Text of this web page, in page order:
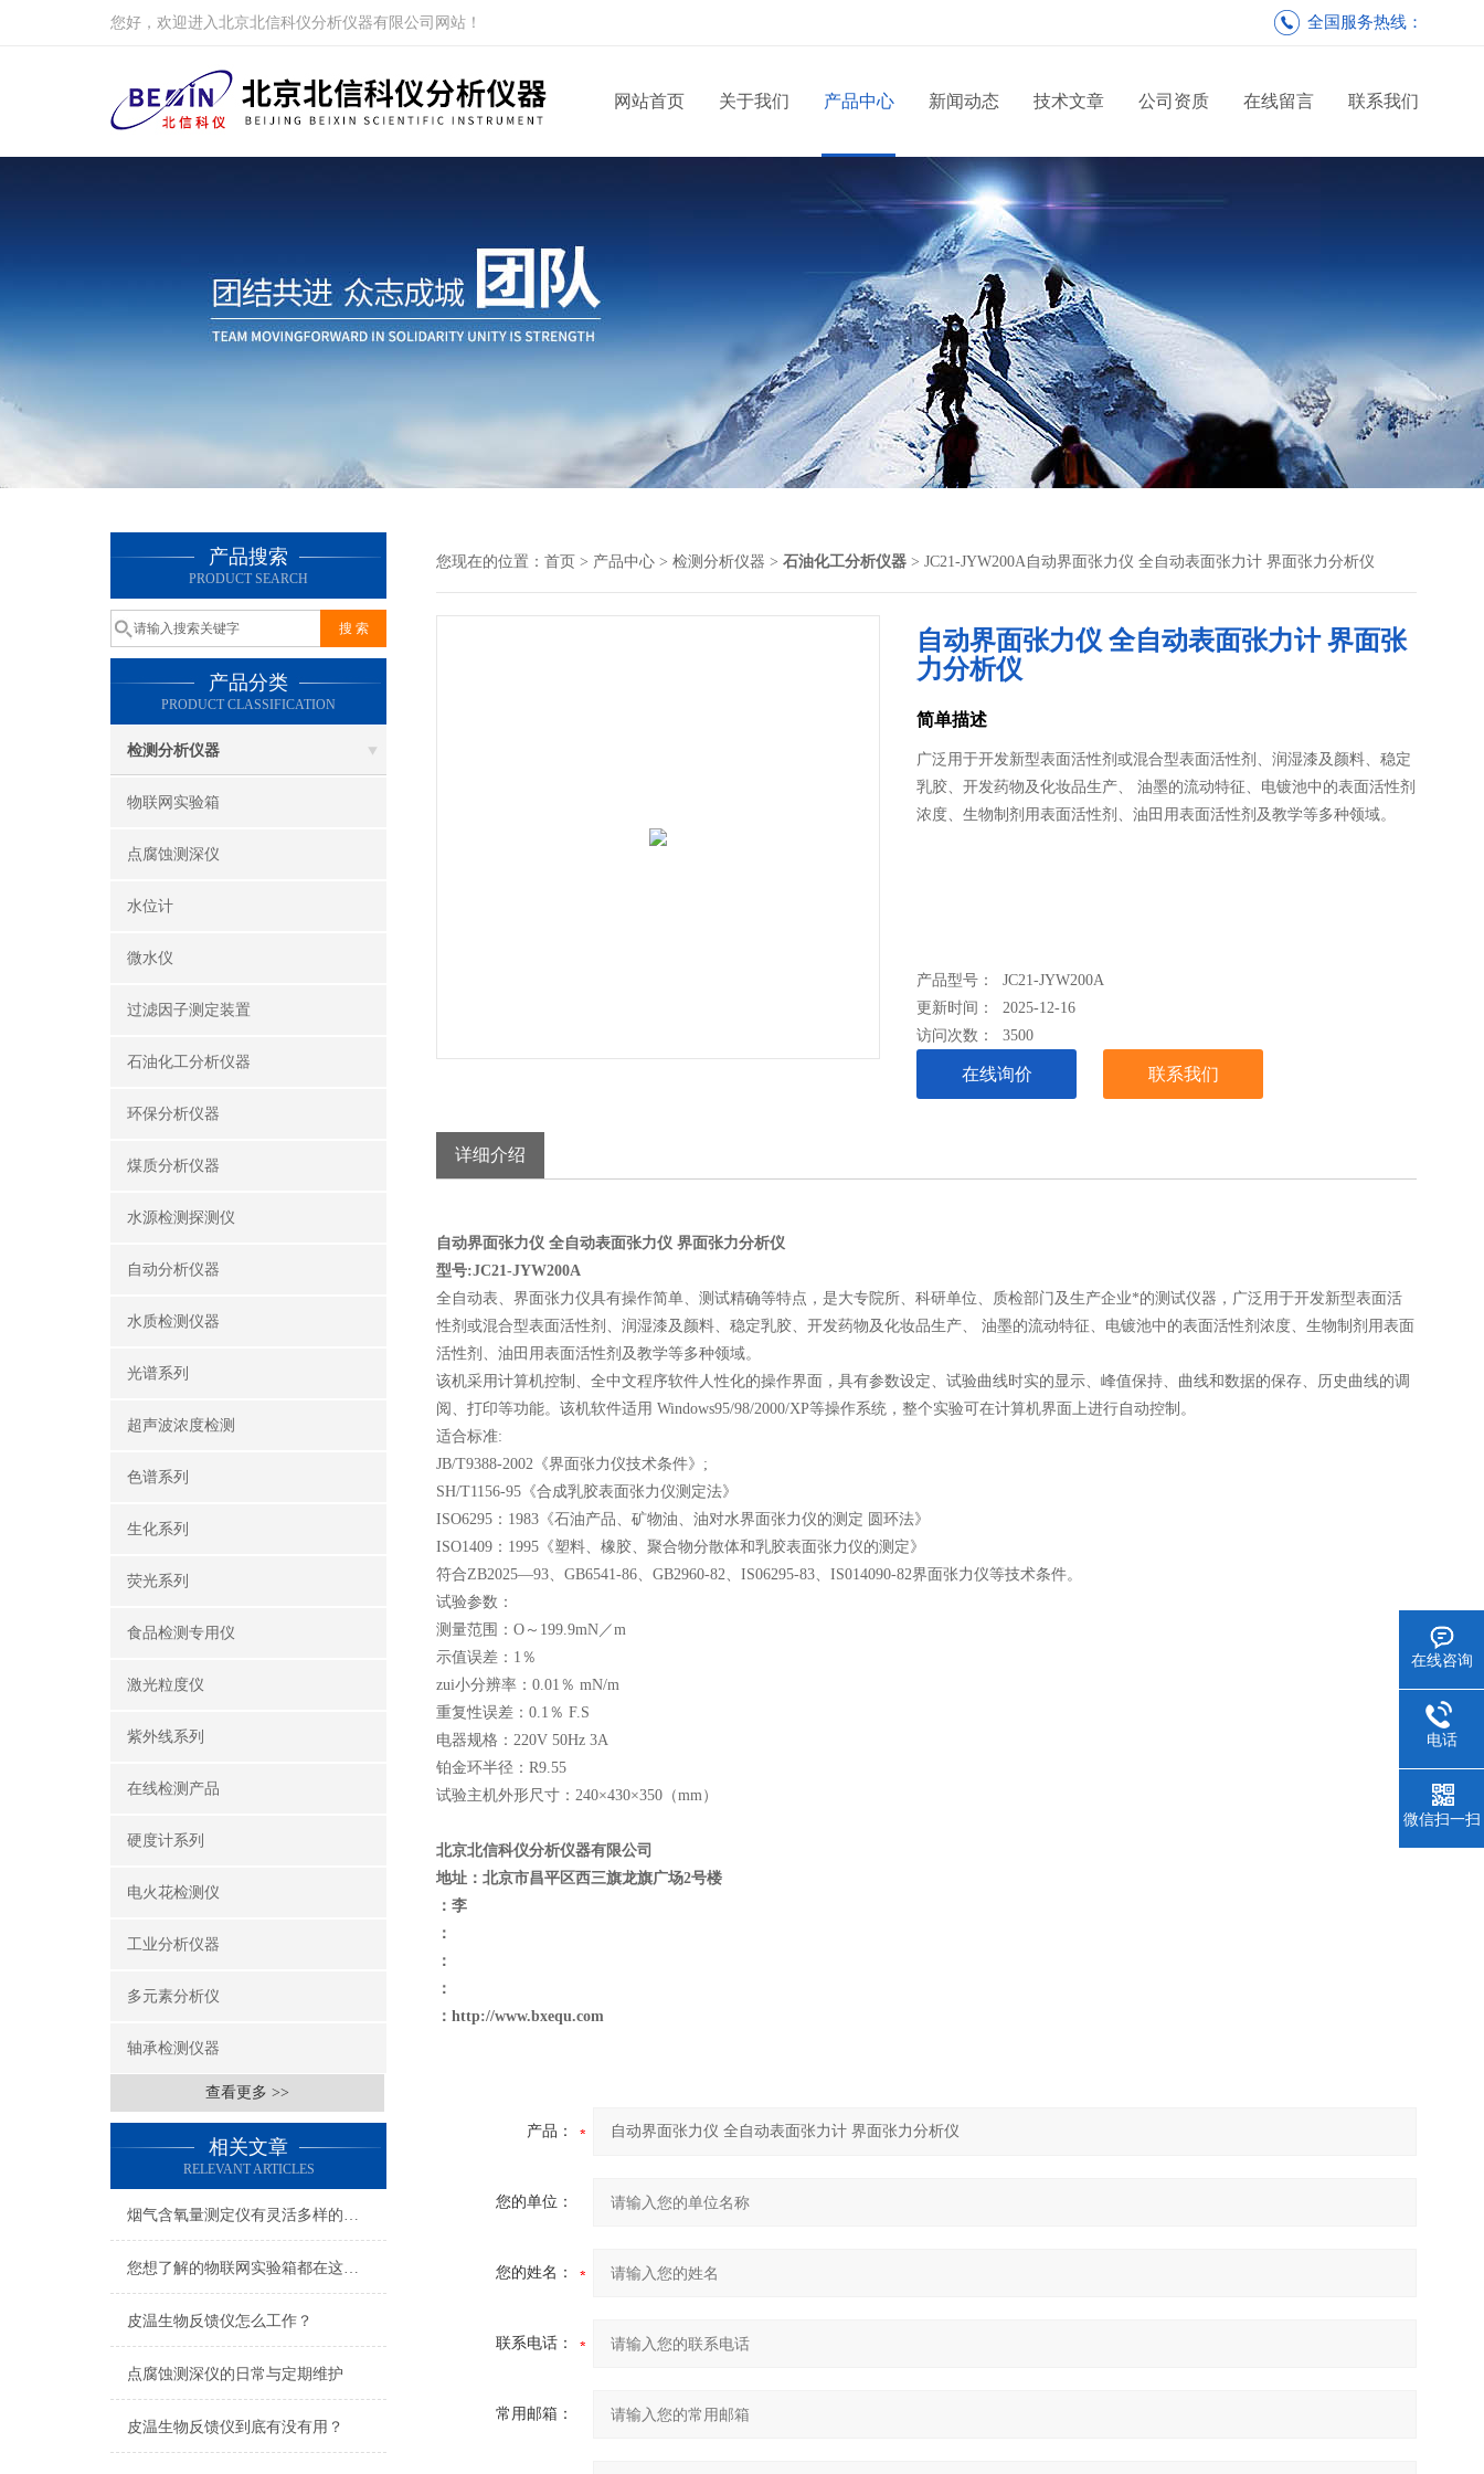
您好，欢迎进入北京北信科仪分析仪器有限公司网站！ 全国服务热线：
网站首页 关于我们 产品中心 新闻动态 技术文章 公司资质 在线留言 联系我们
产品搜索
PRODUCT SEARCH
产品分类
PRODUCT CLASSIFICATION
检测分析仪器
物联网实验箱
点腐蚀测深仪
水位计
微水仪
过滤因子测定装置
石油化工分析仪器
环保分析仪器
煤质分析仪器
水源检测探测仪
自动分析仪器
水质检测仪器
光谱系列
超声波浓度检测
色谱系列
生化系列
荧光系列
食品检测专用仪
激光粒度仪
紫外线系列
在线检测产品
硬度计系列
电火花检测仪
工业分析仪器
多元素分析仪
轴承检测仪器
查看更多 >>
相关文章
RELEVANT ARTICLES
烟气含氧量测定仪有灵活多样的安装方式
您想了解的物联网实验箱都在这里了
皮温生物反馈仪怎么工作？
点腐蚀测深仪的日常与定期维护
皮温生物反馈仪到底有没有用？
您现在的位置： 首页 > 产品中心 > 检测分析仪器 > 石油化工分析仪器 > JC21-JYW200A自动界面张力仪 全自动表面张力计 界面张力分析仪
自动界面张力仪 全自动表面张力计 界面张
力分析仪
简单描述
广泛用于开发新型表面活性剂或混合型表面活性剂、润湿漆及颜料、稳定
乳胶、开发药物及化妆品生产、 油墨的流动特征、电镀池中的表面活性剂
浓度、生物制剂用表面活性剂、油田用表面活性剂及教学等多种领域。
产品型号： JC21-JYW200A
更新时间： 2025-12-16
访问次数：3500
在线询价 联系我们
详细介绍
自动界面张力仪 全自动表面张力仪 界面张力分析仪
型号:JC21-JYW200A
全自动表、界面张力仪具有操作简单、测试精确等特点，是大专院所、科研单位、质检部门及生产企业*的测试仪器，广泛用于开发新型表面活
性剂或混合型表面活性剂、润湿漆及颜料、稳定乳胶、开发药物及化妆品生产、 油墨的流动特征、电镀池中的表面活性剂浓度、生物制剂用表面
活性剂、油田用表面活性剂及教学等多种领域。
该机采用计算机控制、全中文程序软件人性化的操作界面，具有参数设定、试验曲线时实的显示、峰值保持、曲线和数据的保存、历史曲线的调
阅、打印等功能。该机软件适用 Windows95/98/2000/XP等操作系统，整个实验可在计算机界面上进行自动控制。
适合标准:
JB/T9388-2002《界面张力仪技术条件》;
SH/T1156-95《合成乳胶表面张力仪测定法》
ISO6295：1983《石油产品、矿物油、油对水界面张力仪的测定 圆环法》
ISO1409：1995《塑料、橡胶、聚合物分散体和乳胶表面张力仪的测定》
符合ZB2025—93、GB6541-86、GB2960-82、IS06295-83、IS014090-82界面张力仪等技术条件。
试验参数：
测量范围：O～199.9mN／m
示值误差：1％
zui小分辨率：0.01％ mN/m
重复性误差：0.1％ F.S
电器规格：220V 50Hz 3A
铂金环半径：R9.55
试验主机外形尺寸：240×430×350（mm）
北京北信科仪分析仪器有限公司
地址：北京市昌平区西三旗龙旗广场2号楼
：李
：
：
：
： http://www.bxequ.com
产品：
您的单位：
您的姓名：
联系电话：
常用邮箱：
在线咨询
电话
微信扫一扫